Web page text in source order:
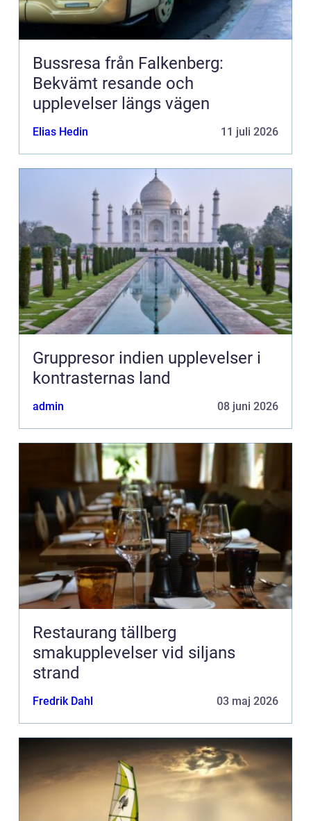
Bussresa från Falkenberg:
Bekvämt resande och
upplevelser längs vägen
Elias Hedin 11 juli 2026
Gruppresor indien upplevelser i
kontrasternas land
admin 08 juni 2026
Restaurang tällberg
smakupplevelser vid siljans
strand
Fredrik Dahl 03 maj 2026